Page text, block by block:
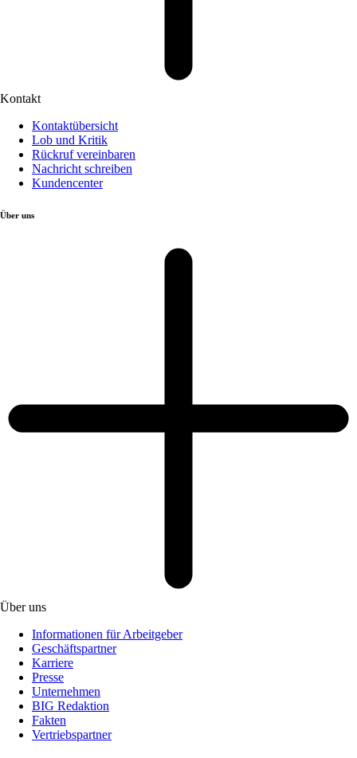
Kontakt
Kontaktübersicht
Lob und Kritik
Rückruf vereinbaren
Nachricht schreiben
Kundencenter
Über uns
Über uns
Informationen für Arbeitgeber
Geschäftspartner
Karriere
Presse
Unternehmen
BIG Redaktion
Fakten
Vertriebspartner